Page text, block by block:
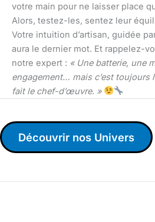
votre main pour ne laisser place
Alors, testez-les, sentez leur
Votre intuition d’artisan, guidée
aura le dernier mot. Et rappelez-
notre expert : « Une batterie, une
engagement… mais c’est toujours
fait le chef-d’œuvre. »
Découvrir nos Univers